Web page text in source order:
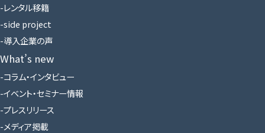
レンタル移籍
side project
導入企業の声
What’s new
コラム・インタビュー
イベント・セミナー情報
プレスリリース
メディア掲載